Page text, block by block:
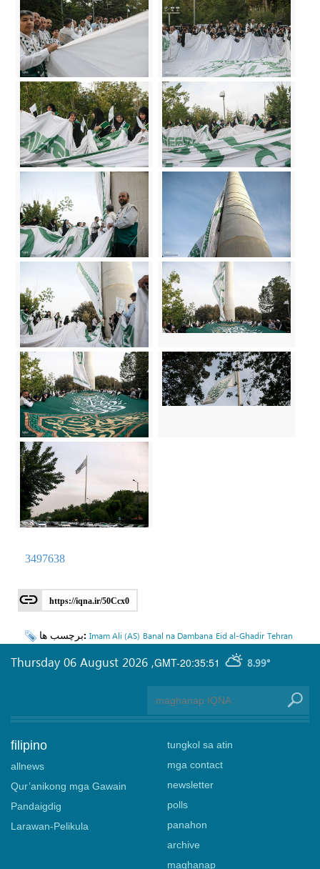
3497638
https://iqna.ir/50Ccx0
برچسب ها: Imam Ali (AS) Banal na Dambana Eid al-Ghadir Tehran
GMT-20:35:51 8.99°
Thursday 06 August 2026 ,
filipino
allnews
Qur’anikong mga Gawain
Pandaigdig
Larawan-Pelikula
tungkol sa atin
mga contact
newsletter
polls
panahon
archive
maghanap